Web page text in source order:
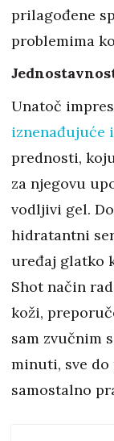
prilagođene
problemima
Unatoč
iznenađujuće
prednosti,
za njegovu
vodljivi gel.
hidratantni
uređaj glatko
Shot način
koži,
sam zvučnim
minuti, sve
samostalno